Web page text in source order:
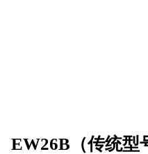
EW26B（传统型